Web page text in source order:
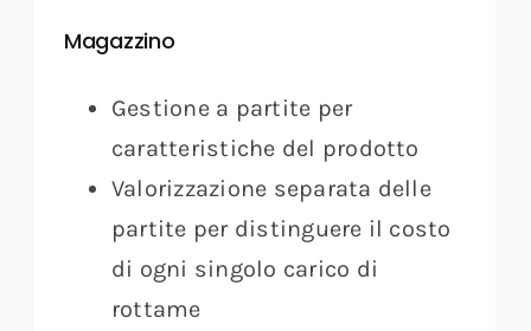
Magazzino
Gestione a partite per
caratteristiche del prodotto
Valorizzazione separata delle
partite per distinguere il costo
di ogni singolo carico di
rottame